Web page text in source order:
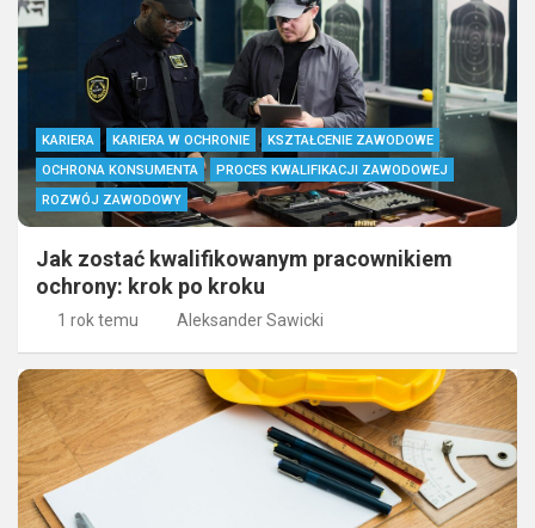
KARIERA KARIERA W OCHRONIE
KSZTAŁCENIE ZAWODOWE
OCHRONA KONSUMENTA
PROCES KWALIFIKACJI ZAWODOWEJ
ROZWÓJ ZAWODOWY
Jak zostać kwalifikowanym pracownikiem
ochrony: krok po kroku
1 rok temu Aleksander Sawicki